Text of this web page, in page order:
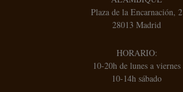
Plaza de la Encarnación, 2
28013 Madrid
HORARIO:
10-20h de lunes a viernes
10-14h sábado